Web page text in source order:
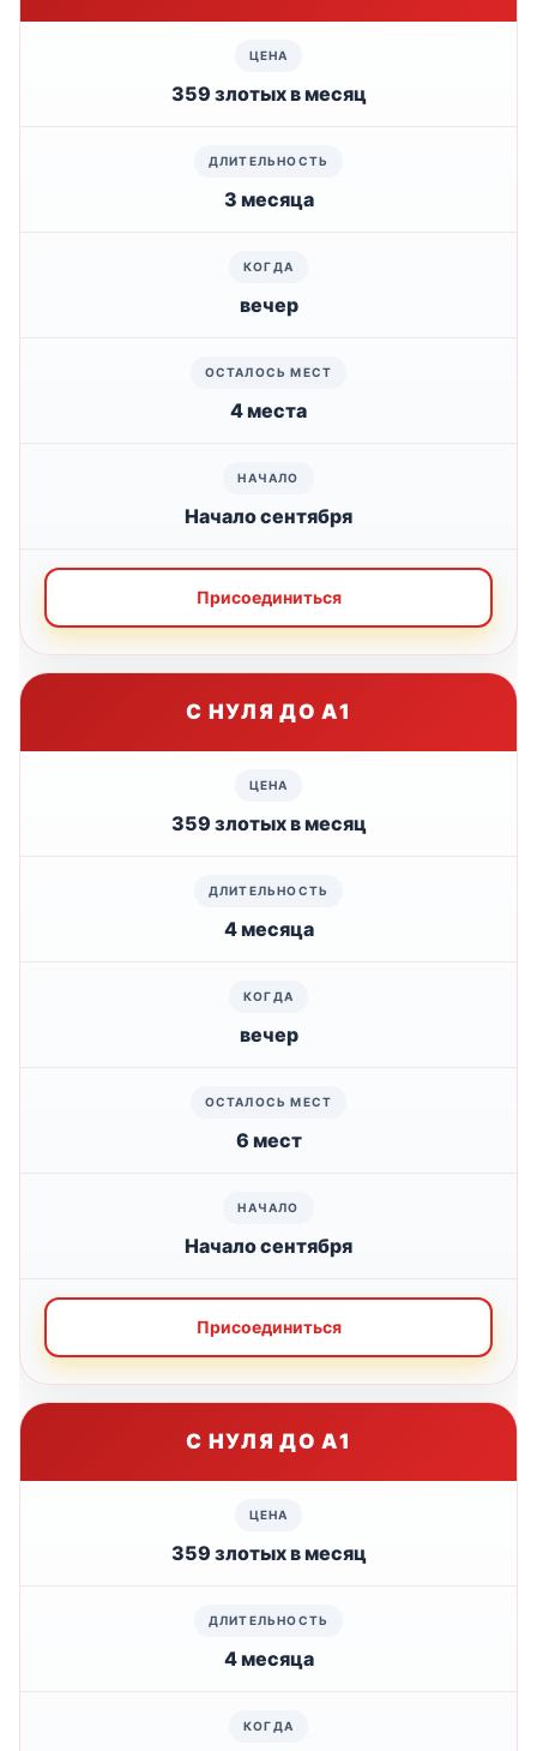
359 злотых в месяц
3 месяца
вечер
4 места
Начало сентября
Присоединиться
С НУЛЯ ДО А1
359 злотых в месяц
4 месяца
вечер
6 мест
Начало сентября
Присоединиться
С НУЛЯ ДО А1
359 злотых в месяц
4 месяца